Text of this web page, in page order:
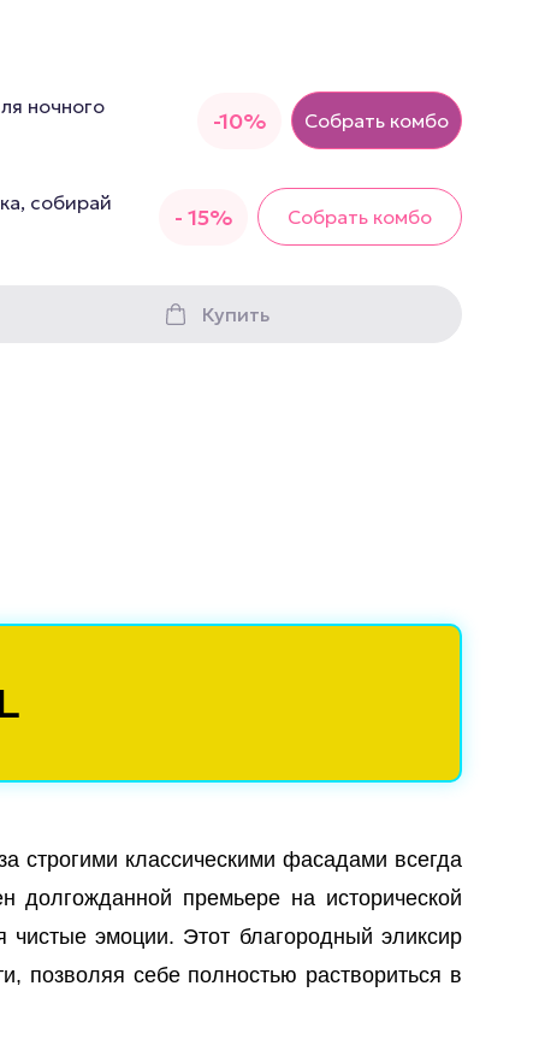
Презервативы
-10%
ночного
Собрать комбо
- 15%
собирай
Собрать комбо
Купить
строгими классическими фасадами всегда
долгожданной премьере на исторической
чистые эмоции. Этот благородный эликсир
позволяя себе полностью раствориться в